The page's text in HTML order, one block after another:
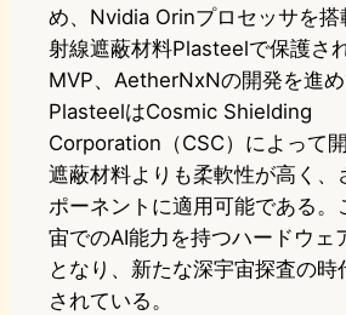
め、Nvidia Orinプロセッサを
射線遮蔽材料Plasteelで保護さ
MVP、AetherNxNの開発を進
PlasteelはCosmic Shielding
Corporation（CSC）によって
遮蔽材料よりも柔軟性が高く、
ポーネントに適用可能である。
宙でのAI能力を持つハードウェ
となり、新たな深宇宙探査の時
されている。